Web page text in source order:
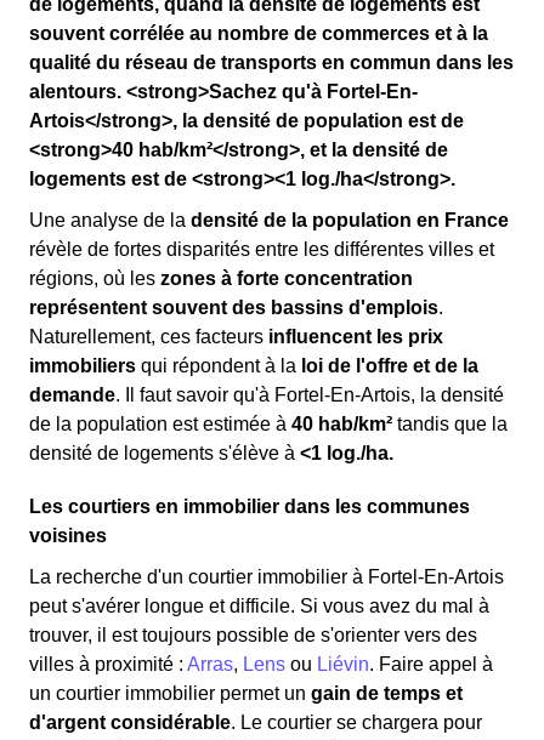
de logements, quand la densité de logements est
souvent corrélée au nombre de commerces et à la
qualité du réseau de transports en commun dans les
alentours. <strong>Sachez qu'à Fortel-En-
Artois</strong>, la densité de population est de
<strong>40 hab/km²</strong>, et la densité de
logements est de <strong><1 log./ha</strong>.
Une analyse de la densité de la population en France
révèle de fortes disparités entre les différentes villes et
régions, où les zones à forte concentration
représentent souvent des bassins d'emplois.
Naturellement, ces facteurs influencent les prix
immobiliers qui répondent à la loi de l'offre et de la
demande. Il faut savoir qu'à Fortel-En-Artois, la densité
de la population est estimée à 40 hab/km² tandis que la
densité de logements s'élève à <1 log./ha.
Les courtiers en immobilier dans les communes
voisines
La recherche d'un courtier immobilier à Fortel-En-Artois
peut s'avérer longue et difficile. Si vous avez du mal à
trouver, il est toujours possible de s'orienter vers des
villes à proximité : Arras, Lens ou Liévin. Faire appel à
un courtier immobilier permet un gain de temps et
d'argent considérable. Le courtier se chargera pour